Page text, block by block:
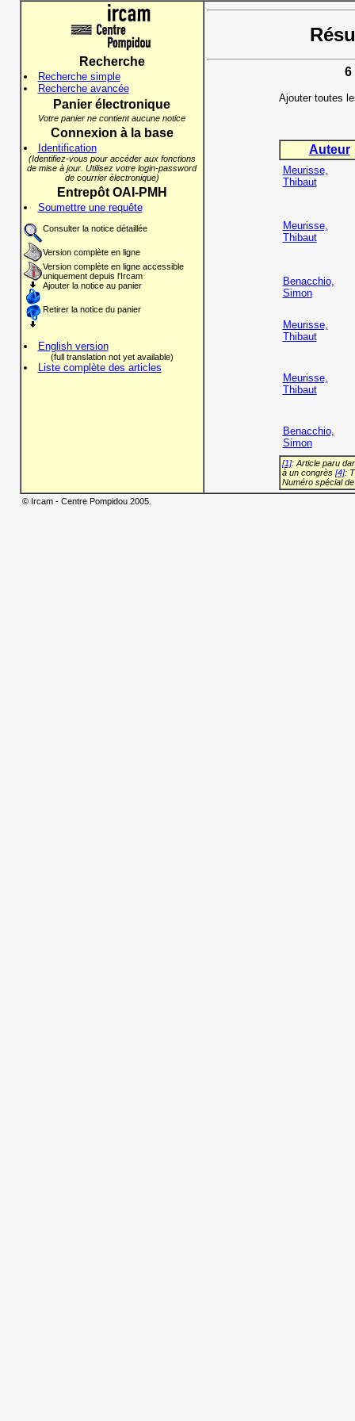
Recherche
Recherche simple
Recherche avancée
Panier électronique
Votre panier ne contient aucune notice
Connexion à la base
Identification
(Identifiez-vous pour accéder aux fonctions
de mise à jour. Utilisez votre login-password
de courrier électronique)
Entrepôt OAI-PMH
Soumettre une requête
Consulter la notice détaillée
Version complète en ligne
Version complète en ligne accessible
uniquement depuis l'Ircam
Ajouter la notice au panier
Retirer la notice du panier
English version
(full translation not yet available)
Liste complète des articles
6
Ajouter toutes
Auteur
Meurisse,
Thibaut
Meurisse,
Thibaut
Benacchio,
Simon
Meurisse,
Thibaut
Meurisse,
Thibaut
Benacchio,
Simon
[1]: Article paru
à un congrès [4]:
Numéro spécial
© Ircam - Centre Pompidou 2005.